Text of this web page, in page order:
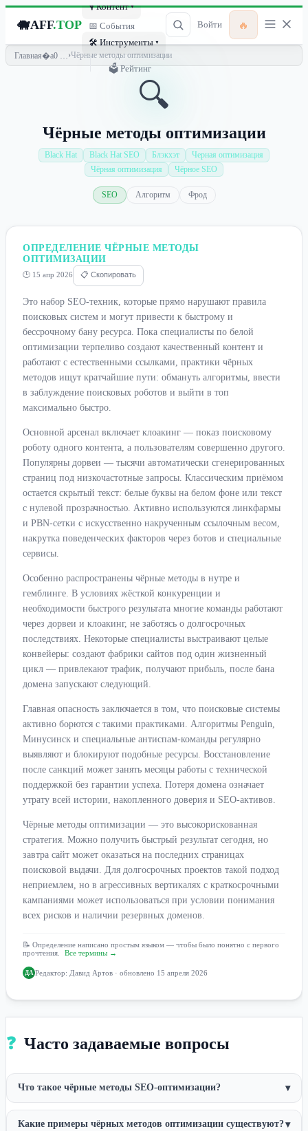
🐗AFF.TOP
🎙 Контент ▾
📅 События
🛠 Инструменты ▾
🗳 Рейтинг
Войти 🔥
Главная ›Чёрные методы оптимизации
🔍
Чёрные методы оптимизации
Black Hat Black Hat SEO Блэкхэт
Черная оптимизация
Чёрная оптимизация
Чёрное SEO
SEO Алгоритм Фрод
ОПРЕДЕЛЕНИЕ ЧЁРНЫЕ МЕТОДЫ
ОПТИМИЗАЦИИ
🕒 15 апр 2026 📋 Скопировать
Это набор SEO-техник, которые прямо нарушают правила
поисковых систем и могут привести к быстрому и
бессрочному бану ресурса. Пока специалисты по белой
оптимизации терпеливо создают качественный контент и
работают с естественными ссылками, практики чёрных
методов ищут кратчайшие пути: обмануть алгоритмы, ввести
в заблуждение поисковых роботов и выйти в топ
максимально быстро.
Основной арсенал включает клоакинг — показ поисковому
роботу одного контента, а пользователям совершенно другого.
Популярны дорвеи — тысячи автоматически сгенерированных
страниц под низкочастотные запросы. Классическим приёмом
остается скрытый текст: белые буквы на белом фоне или текст
с нулевой прозрачностью. Активно используются линкфармы
и PBN-сетки с искусственно накрученным ссылочным весом,
накрутка поведенческих факторов через ботов и специальные
сервисы.
Особенно распространены чёрные методы в нутре и
гемблинге. В условиях жёсткой конкуренции и
необходимости быстрого результата многие команды работают
через дорвеи и клоакинг, не заботясь о долгосрочных
последствиях. Некоторые специалисты выстраивают целые
конвейеры: создают фабрики сайтов под один жизненный
цикл — привлекают трафик, получают прибыль, после бана
домена запускают следующий.
Главная опасность заключается в том, что поисковые системы
активно борются с такими практиками. Алгоритмы Penguin,
Минусинск и специальные антиспам-команды регулярно
выявляют и блокируют подобные ресурсы. Восстановление
после санкций может занять месяцы работы с технической
поддержкой без гарантии успеха. Потеря домена означает
утрату всей истории, накопленного доверия и SEO-активов.
Чёрные методы оптимизации — это высокорискованная
стратегия. Можно получить быстрый результат сегодня, но
завтра сайт может оказаться на последних страницах
поисковой выдачи. Для долгосрочных проектов такой подход
неприемлем, но в агрессивных вертикалях с краткосрочными
кампаниями может использоваться при условии понимания
всех рисков и наличии резервных доменов.
📝 Определение написано простым языком — чтобы было понятно с первого
прочтения.
Все термины →
ДА Редактор: Давид Артов · обновлено 15 апреля 2026
❓ Часто задаваемые вопросы
Что такое чёрные методы SEO-оптимизации? ▾
Какие примеры чёрных методов оптимизации существуют?▾